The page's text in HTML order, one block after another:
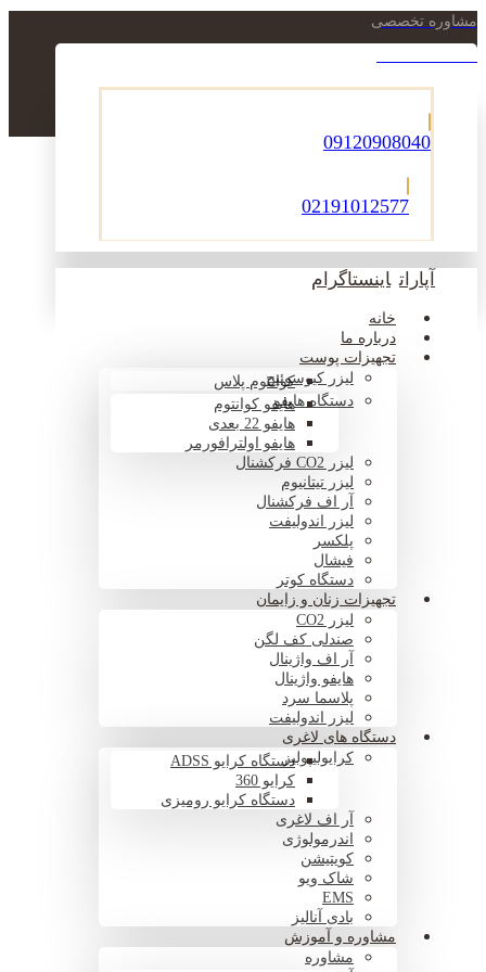
مشاوره تخصصی
09120908040
02191012577
آپارات اینستاگرام
خانه
درباره ما
تجهیزات پوست
لیزر کیوسوئیچکوانتوم پلاس
دستگاه هایفوهایفو کوانتوم
هایفو 22 بعدی
هایفو اولترافورمر
لیزر CO2 فرکشنال
لیزر تیتانیوم
آر اف فرکشنال
لیزر اندولیفت
پلکسر
فیشال
دستگاه کوتر
تجهیزات زنان و زایمان
لیزر CO2
صندلی کف لگن
آر اف واژینال
هایفو واژینال
پلاسما سرد
لیزر اندولیفت
دستگاه های لاغری
کرایولیپولیزدستگاه کرایو ADSS
کرایو 360
دستگاه کرایو رومیزی
آر اف لاغری
اندرمولوژی
کویتیشن
شاک ویو
EMS
بادی آنالیز
مشاوره و آموزش
مشاوره